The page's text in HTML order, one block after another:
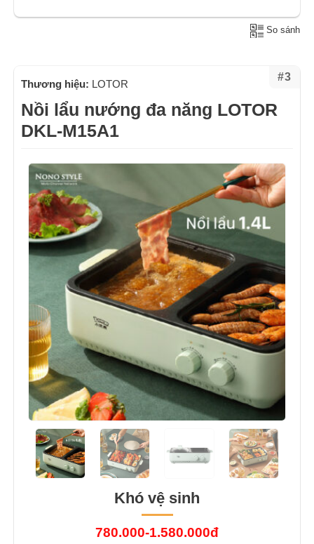
So sánh
#3
Thương hiệu: LOTOR
Nồi lẩu nướng đa năng LOTOR
DKL-M15A1
Khó vệ sinh
780.000-1.580.000đ